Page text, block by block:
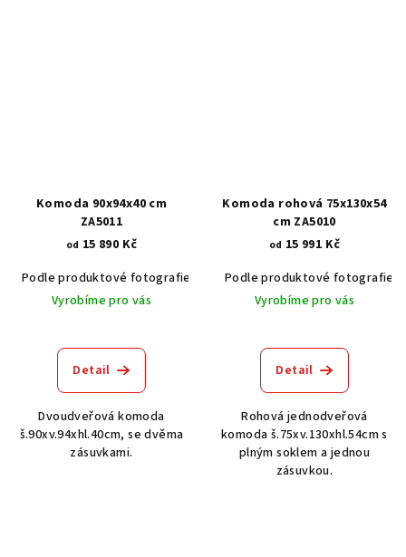
Komoda 90x94x40 cm
ZA5011
od 15 890 Kč
Podle produktové fotografie
Akát vintage BT1551
Dub světlý
Vyrobíme pro vás
Detail
Dvoudveřová komoda
š.90xv.94xhl.40cm, se dvěma
zásuvkami.
Komoda rohová 75x130x54
cm ZA5010
od 15 991 Kč
Podle produktové fotografie
Vyrobíme pro vás
Detail
Rohová jednodveřová
komoda š.75xv.130xhl.54cm s
plným soklem a jednou
zásuvkou.